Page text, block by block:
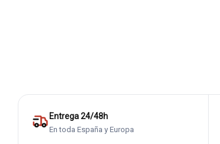
Entrega 24/48h
En toda España y Europa